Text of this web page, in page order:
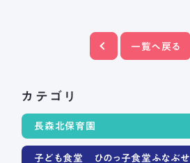
一覧へ戻る
カテゴリ
長森北保育園
子ども食堂 ひのっ子食堂ふなぶせ